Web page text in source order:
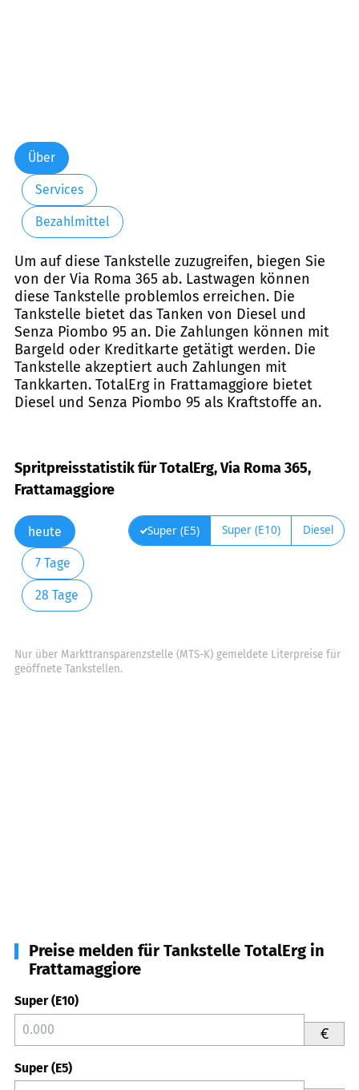
Über
Services
Bezahlmittel
Um auf diese Tankstelle zuzugreifen, biegen Sie
von der Via Roma 365 ab. Lastwagen können
diese Tankstelle problemlos erreichen. Die
Tankstelle bietet das Tanken von Diesel und
Senza Piombo 95 an. Die Zahlungen können mit
Bargeld oder Kreditkarte getätigt werden. Die
Tankstelle akzeptiert auch Zahlungen mit
Tankkarten. TotalErg in Frattamaggiore bietet
Diesel und Senza Piombo 95 als Kraftstoffe an.
Spritpreisstatistik für TotalErg, Via Roma 365,
Frattamaggiore
heute
7 Tage
28 Tage
Super (E5) Super (E10) Diesel
Nur über Markttransparenzstelle (MTS-K) gemeldete Literpreise für
geöffnete Tankstellen.
Preise melden für Tankstelle TotalErg in
Frattamaggiore
Super (E10)
€
Super (E5)